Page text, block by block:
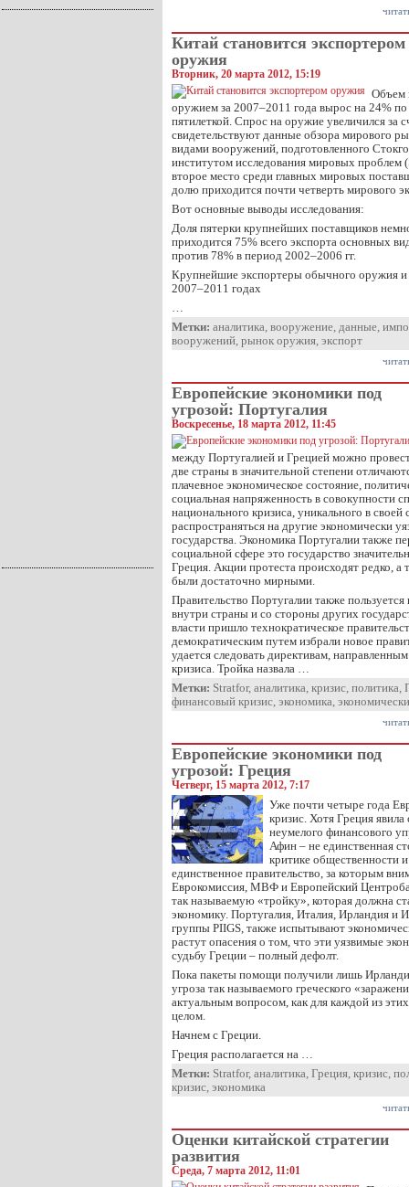
Китай становится экспортером
оружия
Вторник, 20 марта 2012, 15:19
Объем
оружием за 2007–2011 года вырос на 24%
пятилеткой. Спрос на оружие увеличился за
свидетельствуют данные обзора мирового
видами вооружений, подготовленного
институтом исследования мировых проблем
второе место среди главных мировых
долю приходится почти четверть мирового
Вот основные выводы исследования:
Доля пятерки крупнейших поставщиков
приходится 75% всего экспорта основных
против 78% в период 2002–2006 гг.
Крупнейшие экспортеры обычного оружия и
2007–2011 годах
…
Метки: аналитика, вооружение, данные,
вооружений, рынок оружия, экспорт
Европейские экономики под
угрозой: Португалия
Воскресенье, 18 марта 2012, 11:45
между Португалией и Грецией можно
две страны в значительной степени
плачевное экономическое состояние,
социальная напряженность в совокупности
национального кризиса, уникального в своей
распространяться на другие экономически
государства. Экономика Португалии также
социальной сфере это государство
Греция. Акции протеста происходят редко,
были достаточно мирными.
Правительство Португалии также
внутри страны и со стороны других
власти пришло технократическое
демократическим путем избрали новое
удается следовать директивам,
кризиса. Тройка назвала …
Метки: Stratfor, аналитика, кризис, политика,
финансовый кризис, экономика,
Европейские экономики под
угрозой: Греция
Четверг, 15 марта 2012, 7:17
Уже почти четыре года
кризис. Хотя Греция
неумелого финансового
Афин – не единственная
критике общественности
единственное правительство, за которым
Еврокомиссия, МВФ и Европейский
так называемую «тройку», которая должна
экономику. Португалия, Италия, Ирландия и
группы PIIGS, также испытывают
растут опасения о том, что эти уязвимые
судьбу Греции – полный дефолт.
Пока пакеты помощи получили лишь
угроза так называемого греческого
актуальным вопросом, как для каждой из
целом.
Начнем с Греции.
Греция располагается на …
Метки: Stratfor, аналитика, Греция, кризис,
кризис, экономика
Оценки китайской стратегии
развития
Среда, 7 марта 2012, 11:01